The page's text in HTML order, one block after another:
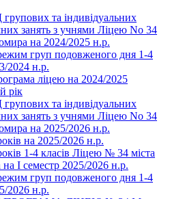
та індивідуальних
занять з учнями Ліцею No 34
на 2024/2025 н.р.
груп подовженого дня 1-4
2024 н.р.
ліцею на 2024/2025
рік
та індивідуальних
занять з учнями Ліцею No 34
на 2025/2026 н.р.
на 2025/2026 н.р.
1-4 класів Ліцею № 34 міста
І семестр 2025/2026 н.р.
груп подовженого дня 1-4
2026 н.р.